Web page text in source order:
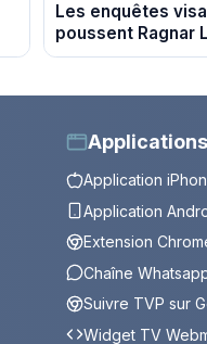
Les enquêtes
poussent Ragnar
la tournée Legend
Application
Application
Extension
Chaîne
Suivre TVP sur
Widget TV